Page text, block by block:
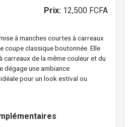
Prix: 12,500 FCFA
à manches courtes à carreaux
coupe classique boutonnée. Elle
carreaux de la même couleur et du
dégage une ambiance
pour un look estival ou